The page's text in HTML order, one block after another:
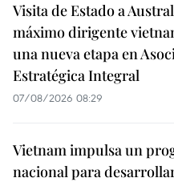
Visita de Estado a
máximo dirigente
una nueva etapa en
Estratégica Integral
07/08/2026 08:29
Vietnam impulsa un
nacional para